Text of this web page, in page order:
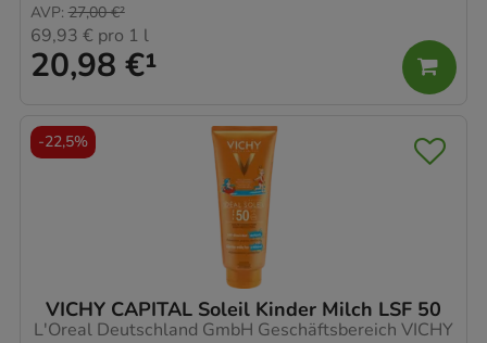
20,98 €¹
AVP: 27,00 €²
69,93 € pro 1 l
VICHY CAPITAL Soleil Kinder Milch LSF 50
L'Oreal Deutschland GmbH Geschäftsbereich VICHY
-22,5%